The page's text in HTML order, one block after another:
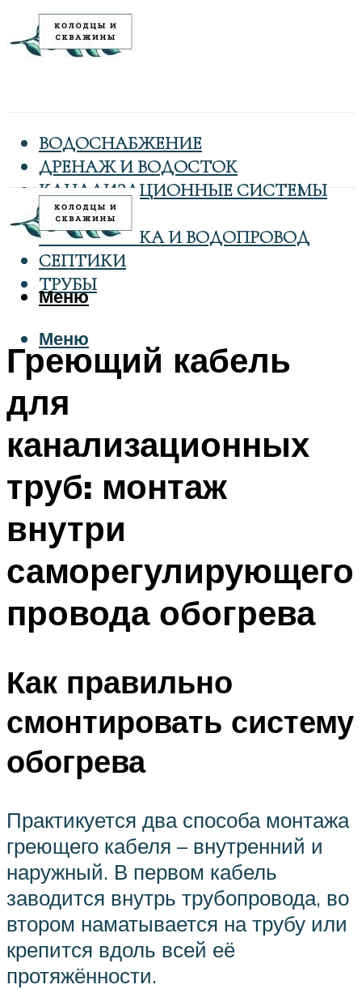
ВОДОСНАБЖЕНИЕ
ДРЕНАЖ И ВОДОСТОК
КАНАЛИЗАЦИОННЫЕ СИСТЕМЫ
КОЛОДЦЫ
САНТЕХНИКА И ВОДОПРОВОД
СЕПТИКИ
ТРУБЫ
Меню
Меню
Греющий кабель
для
канализационных
труб: монтаж
внутри
саморегулирующего
провода обогрева
Как правильно
смонтировать систему
обогрева
Практикуется два способа монтажа
греющего кабеля – внутренний и
наружный. В первом кабель
заводится внутрь трубопровода, во
втором наматывается на трубу или
крепится вдоль всей её
протяжённости.